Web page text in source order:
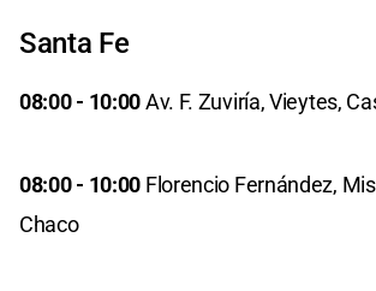
Santa Fe
08:00 - 10:00Av. F. Zuviría, Vieytes,
08:00 - 10:00 Florencio Fernández,
Chaco